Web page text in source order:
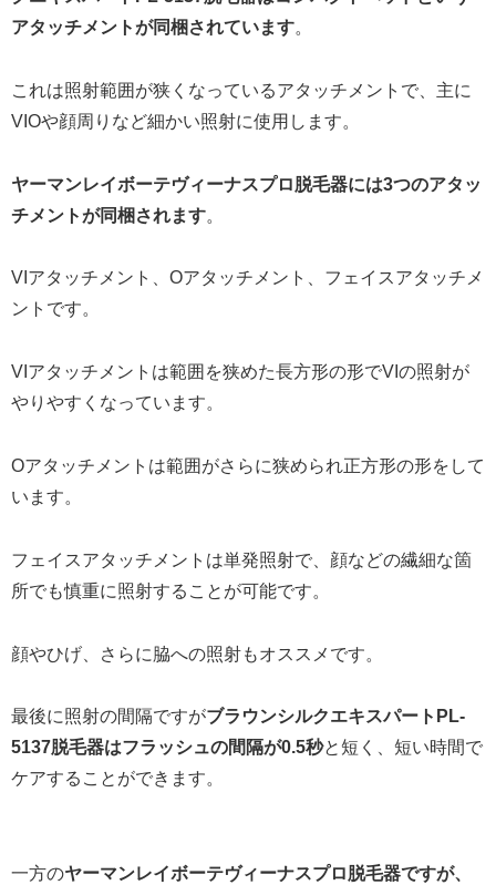
アタッチメントが同梱されています。
これは照射範囲が狭くなっているアタッチメントで、主に
VIOや顔周りなど細かい照射に使用します。
ヤーマンレイボーテヴィーナスプロ脱毛器には3つのアタッ
チメントが同梱されます。
VIアタッチメント、Oアタッチメント、フェイスアタッチメ
ントです。
VIアタッチメントは範囲を狭めた長方形の形でVIの照射が
やりやすくなっています。
Oアタッチメントは範囲がさらに狭められ正方形の形をして
います。
フェイスアタッチメントは単発照射で、顔などの繊細な箇
所でも慎重に照射することが可能です。
顔やひげ、さらに脇への照射もオススメです。
最後に照射の間隔ですがブラウンシルクエキスパートPL-
5137脱毛器はフラッシュの間隔が0.5秒と短く、短い時間で
ケアすることができます。
一方のヤーマンレイボーテヴィーナスプロ脱毛器ですが、